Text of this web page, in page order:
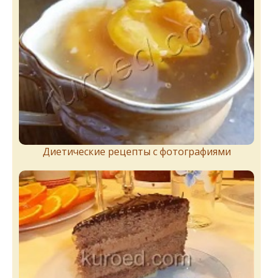
Диетические рецепты с фотографиями